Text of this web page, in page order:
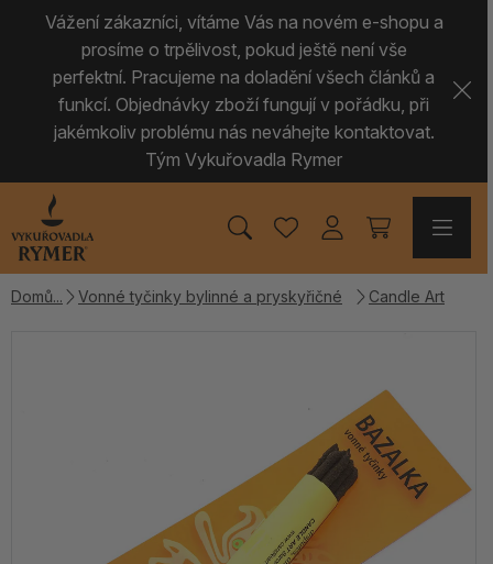
Vážení zákazníci, vítáme Vás na novém e-shopu a
prosíme o trpělivost, pokud ještě není vše
perfektní. Pracujeme na doladění všech článků a
funkcí. Objednávky zboží fungují v pořádku, při
jakémkoliv problému nás neváhejte kontaktovat.
Tým Vykuřovadla Rymer
Domů Vonné tyčinky bylinné a pryskyřičné Candle Art